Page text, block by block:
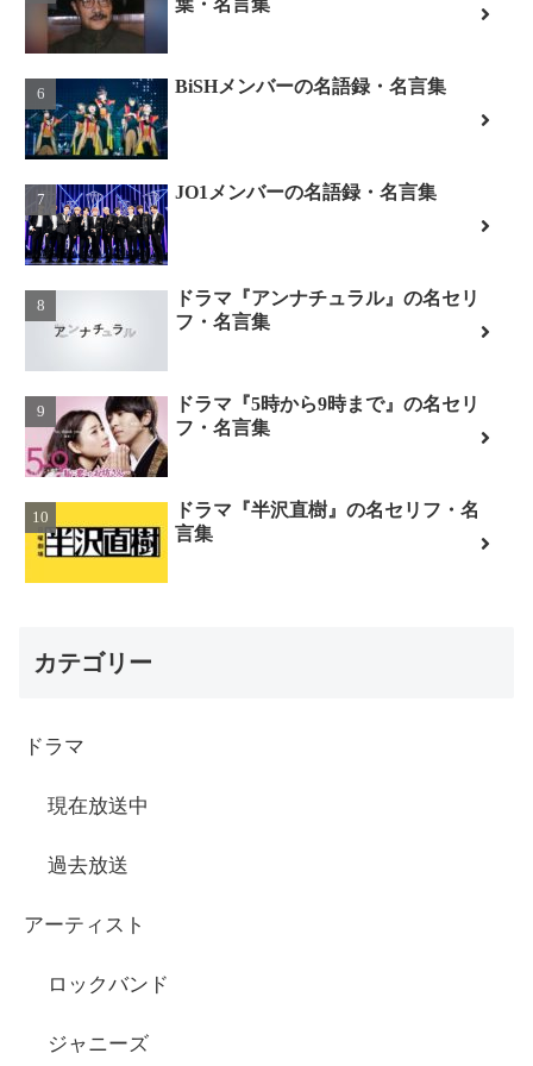
葉・名言集
BiSHメンバーの名語録・名言集
JO1メンバーの名語録・名言集
ドラマ『アンナチュラル』の名セリ
フ・名言集
ドラマ『5時から9時まで』の名セリ
フ・名言集
ドラマ『半沢直樹』の名セリフ・名
言集
カテゴリー
ドラマ
現在放送中
過去放送
アーティスト
ロックバンド
ジャニーズ